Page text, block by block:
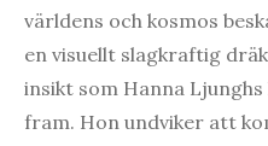
världens och kosmos
en visuellt slagkraftig
insikt som Hanna
fram. Hon undviker att